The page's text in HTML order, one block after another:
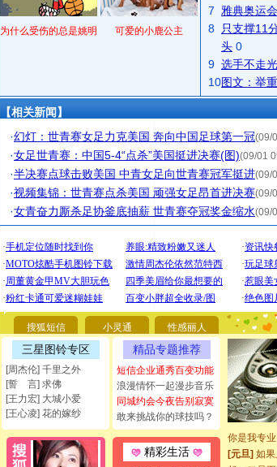
为什么受伤的总是姚明 可爱的小鹿公主
7
雅典奥运
8
只支撑11
头 0
9 选手不走
10图文：举
【相关新闻】
·幻灯：世青赛女足力克美国 奔向中国足球第一冠(09/
·女足世青赛：中国5-4“点杀”美国挺进决赛(图)(09/01
·半决赛点球击败美国 中青女足向世青赛冠军挺进(09/
·视频集锦：世青赛点杀美国 顽强女足昂首进决赛(09/
·女青奋力厮杀足协釜底抽薪 世青赛夺冠奖金缩水(09/
搜狐短信 小灵通 性感丽人
三星图铃专区
[周杰伦] 千里之外
[誓 言] 求佛
[王力宏] 大城小爱
[王心凌] 花的嫁纱
精品专题推荐
短信企业通秀百变功能
浪漫情怀一起漫步音乐
同城约会今夜告别寂寞
敢来挑战你的球技吗？
精彩生活
[圣诞节]圣
你太多，
要平安！
[圣诞节]不
能正大光
都要快乐
[圣诞节]奉
如意,快乐,
[元旦]看到
断电。爱
[元旦]如果
起；二是